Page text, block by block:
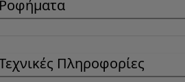
Ροφήματα
Τεχνικές Πληροφορίες